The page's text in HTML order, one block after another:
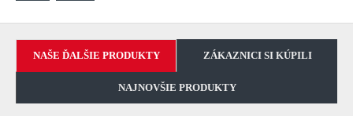
NAŠE ĎALŠIE PRODUKTY ZÁKAZNICI SI KÚPILI
NAJNOVŠIE PRODUKTY